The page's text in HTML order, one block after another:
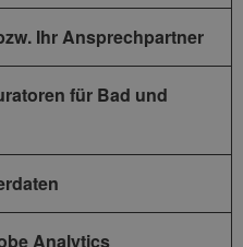
Ihr Ansprechpartner
für Bad und
Analytics